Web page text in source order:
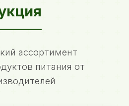
ассортимент
питания от